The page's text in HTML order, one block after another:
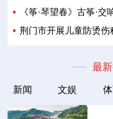
《筝·琴望春》古筝·
荆门市开展儿童防烫伤
最
新闻 文娱